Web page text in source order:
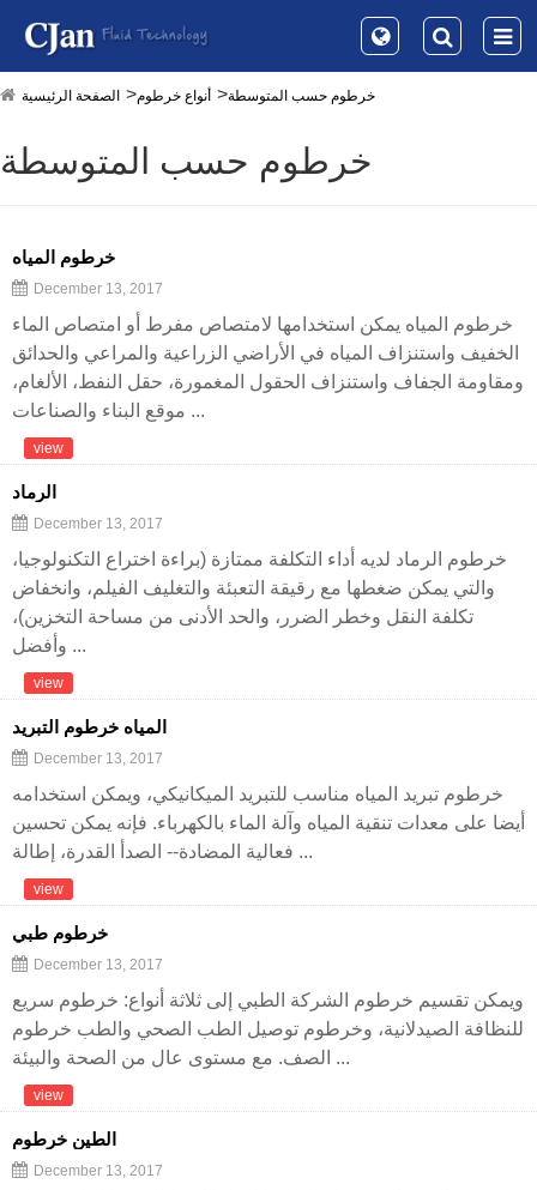
الصفحة الرئيسية أنواع خرطوم خرطوم حسب المتوسطة
خرطوم حسب المتوسطة
خرطوم المياه
December 13, 2017
خرطوم المياه يمكن استخدامها لامتصاص مفرط أو امتصاص الماء
الخفيف واستنزاف المياه في الأراضي الزراعية والمراعي والحدائق
ومقاومة الجفاف واستنزاف الحقول المغمورة، حقل النفط، الألغام،
موقع البناء والصناعات ...
view
الرماد
December 13, 2017
خرطوم الرماد لديه أداء التكلفة ممتازة (براءة اختراع التكنولوجيا،
والتي يمكن ضغطها مع رقيقة التعبئة والتغليف الفيلم، وانخفاض
تكلفة النقل وخطر الضرر، والحد الأدنى من مساحة التخزين)،
وأفضل ...
view
المياه خرطوم التبريد
December 13, 2017
خرطوم تبريد المياه مناسب للتبريد الميكانيكي، ويمكن استخدامه
أيضا على معدات تنقية المياه وآلة الماء بالكهرباء. فإنه يمكن تحسين
فعالية المضادة-- الصدأ القدرة، إطالة ...
view
خرطوم طبي
December 13, 2017
ويمكن تقسيم خرطوم الشركة الطبي إلى ثلاثة أنواع: خرطوم سريع
للنظافة الصيدلانية، وخرطوم توصيل الطب الصحي والطب خرطوم
الصف. مع مستوى عال من الصحة والبيئة ...
view
الطين خرطوم
December 13, 2017